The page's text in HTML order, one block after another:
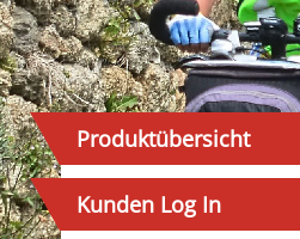
Produktübersicht
Kunden Log In